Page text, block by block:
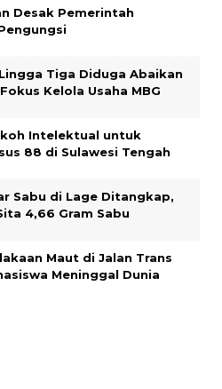
Desak Pemerintah
Tiga Diduga Abaikan
Kelola Usaha MBG
Intelektual untuk
88 di Sulawesi Tengah
Sabu di Lage Ditangkap,
4,66 Gram Sabu
Maut di Jalan Trans
Meninggal Dunia